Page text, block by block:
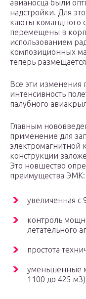
авианосца были
надстройки. Для
каюты командного
перемещены в
использованием
композиционных
теперь
Все эти изменения
интенсивность
палубного
Главным
применение для
электромагнитной
конструкции
Это новшество
преимущества ЭМК:
увеличенная
контроль
летательного
простота
уменьшенные
1100 до 425